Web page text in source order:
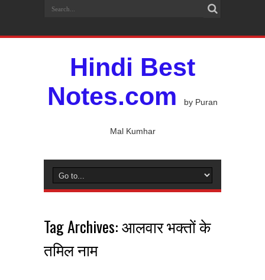
Hindi Best
Notes.com
by Puran
Mal Kumhar
Tag Archives:आलवार भक्तों के
तमिल नाम